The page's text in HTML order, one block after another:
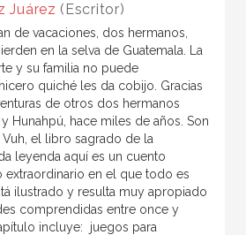
Juárez (Escritor)
de vacaciones, dos hermanos,
en la selva de Guatemala. La
y su familia no puede
quiché les da cobijo. Gracias
de otros dos hermanos
Hunahpú, hace miles de años. Son
el libro sagrado de la
leyenda aquí es un cuento
extraordinario en el que todo es
ilustrado y resulta muy apropiado
comprendidas entre once y
incluye:  juegos para